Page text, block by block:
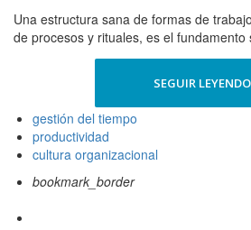
Una estructura sana de formas de
de procesos y rituales, es el
SEGUIR LEYENDO
gestión del tiempo
productividad
cultura organizacional
bookmark_border